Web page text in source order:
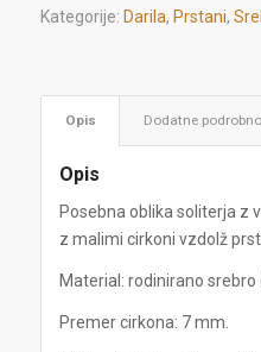
Kategorije: Darila, Prstani,
Opis Dodatne
Opis
Posebna oblika soliterja z
z malimi cirkoni vzdolž
Material: rodinirano srebro
Premer cirkona: 7 mm.